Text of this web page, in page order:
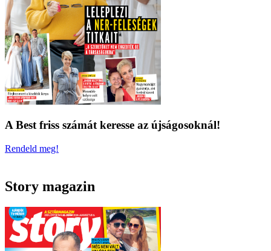
A Best friss számát keresse az újságosoknál!
Rendeld meg!
Story magazin